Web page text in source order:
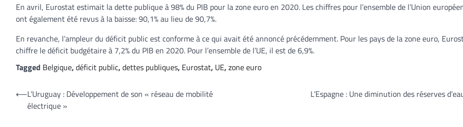
En avril, Eurostat estimait la dette publique à 98% du PIB pour la zone euro en 2020. Les chiffres pour l’ensemble de l’Union
ont également été revus à la baisse: 90,1% au lieu de 90,7%.
En revanche, l’ampleur du déficit public est conforme à ce qui avait été annoncé précédemment. Pour les pays de la zone euro,
chiffre le déficit budgétaire à 7,2% du PIB en 2020. Pour l’ensemble de l’UE, il est de 6,9%.
Tagged Belgique,déficit public,dettes publiques, Eurostat, UE,zone euro
Navigation
⟵L’Uruguay : Développement de son « réseau de mobilité
électrique »
L’Espagne : Une diminution des réserves